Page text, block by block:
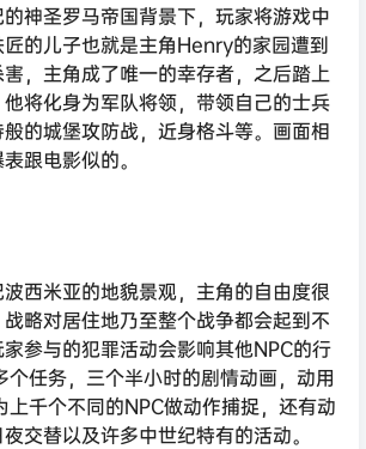
神圣罗马帝国背景下，玩家将游戏中
的儿子也就是主角Henry的家园遭到
，主角成了唯一的幸存者，之后踏上
将化身为军队将领，带领自己的士兵
的城堡攻防战，近身格斗等。画面相
跟电影似的。
西米亚的地貌景观，主角的自由度很
略对居住地乃至整个战争都会起到不
参与的犯罪活动会影响其他NPC的行
任务，三个半小时的剧情动画，动用
千个不同的NPC做动作捕捉，还有动
交替以及许多中世纪特有的活动。